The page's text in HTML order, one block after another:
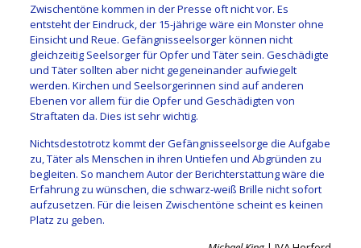
Zwischentöne kommen in der Presse oft nicht vor. Es
entsteht der Eindruck, der 15-jährige wäre ein Monster ohne
Einsicht und Reue. Gefängnisseelsorger können nicht
gleichzeitig Seelsorger für Opfer und Täter sein. Geschädigte
und Täter sollten aber nicht gegeneinander aufwiegelt
werden. Kirchen und Seelsorgerinnen sind auf anderen
Ebenen vor allem für die Opfer und Geschädigten von
Straftaten da. Dies ist sehr wichtig.
Nichtsdestotrotz kommt der Gefängnisseelsorge die Aufgabe
zu, Täter als Menschen in ihren Untiefen und Abgründen zu
begleiten. So manchem Autor der Berichterstattung wäre die
Erfahrung zu wünschen, die schwarz-weiß Brille nicht sofort
aufzusetzen. Für die leisen Zwischentöne scheint es keinen
Platz zu geben.